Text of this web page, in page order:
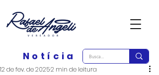
Notícia
12 de fev. de 20252 min de leitura